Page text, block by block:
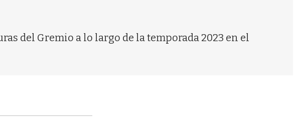
del Gremio a lo largo de la temporada 2023 en el